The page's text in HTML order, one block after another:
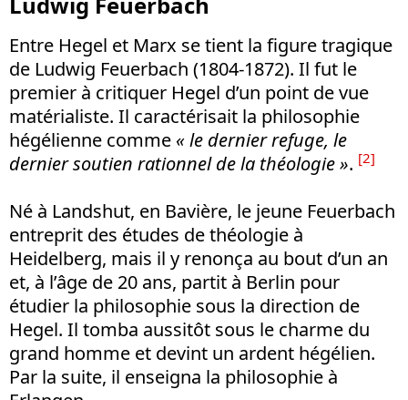
Entre Hegel et Marx se tient la figure tragique
de Ludwig Feuerbach (1804-1872). Il fut le
premier à critiquer Hegel d’un point de vue
matérialiste. Il caractérisait la philosophie
hégélienne comme « le dernier refuge, le
dernier soutien rationnel de la théologie ». [2]
Né à Landshut, en Bavière, le jeune Feuerbach
entreprit des études de théologie à
Heidelberg, mais il y renonça au bout d’un an
et, à l’âge de 20 ans, partit à Berlin pour
étudier la philosophie sous la direction de
Hegel. Il tomba aussitôt sous le charme du
grand homme et devint un ardent hégélien.
Par la suite, il enseigna la philosophie à